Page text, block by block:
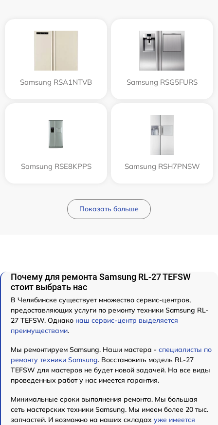
Samsung RSA1NTVB Samsung RSG5FURS
Samsung RSE8KPPS Samsung RSH7PNSW
Показать больше
Почему для ремонта Samsung RL-27 TEFSW
стоит выбрать нас
В Челябинске существует множество сервис-центров,
предоставляющих услуги по ремонту техники Samsung RL-
27 TEFSW. Однако наш сервис-центр выделяется
преимуществами.
Мы ремонтируем Samsung. Наши мастера - специалисты по
ремонту техники Samsung. Восстановить модель RL-27
TEFSW для мастеров не будет новой задачей. На все виды
проведенных работ у нас имеется гарантия.
Минимальные сроки выполнения ремонта. Мы большая
сеть мастерских техники Samsung. Мы имеем более 20 тыс.
запчастей. И возможно на наших складах уже имеется